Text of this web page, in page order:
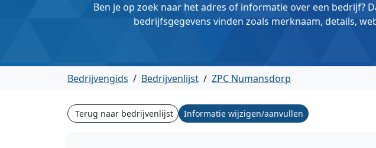
Ben je op zoek naar het adres of informatie over een bedrijf?
bedrijfsgegevens vinden zoals merknaam, details,
Bedrijvengids / Bedrijvenlijst / ZPC Numansdorp
Terug naar bedrijvenlijst Informatie wijzigen/aanvullen